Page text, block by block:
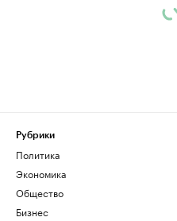
Рубрики
Политика
Экономика
Общество
Бизнес